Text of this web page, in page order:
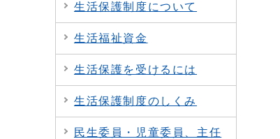
生活保護制度について
生活福祉資金
生活保護を受けるには
生活保護制度のしくみ
民生委員・児童委員、主任